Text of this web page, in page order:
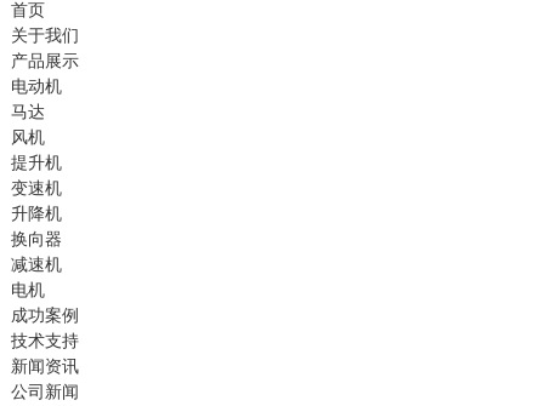
首页
关于我们
产品展示
电动机
马达
风机
提升机
变速机
升降机
换向器
减速机
电机
成功案例
技术支持
新闻资讯
公司新闻